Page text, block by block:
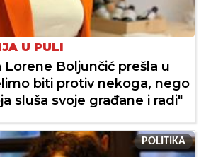
U PULI
Lorene Boljunčić prešla u
biti protiv nekoga, nego
sluša svoje građane i radi"
POLITIKA